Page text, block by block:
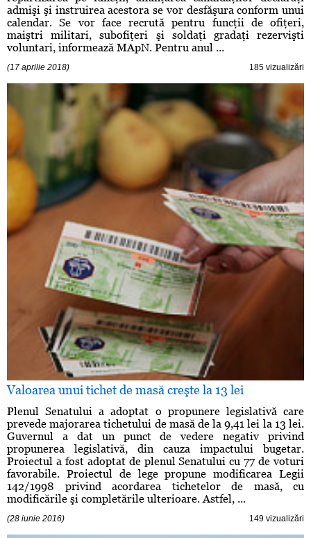
admişi şi instruirea acestora se vor desfăşura conform unui
calendar. Se vor face recrută pentru funcţii de ofiţeri,
maiştri militari, subofiţeri şi soldaţi gradaţi rezervişti
voluntari, informează MApN. Pentru anul ...
(17 aprilie 2018) 185 vizualizări
Valoarea unui tichet de masă creşte la 13 lei
Plenul Senatului a adoptat o propunere legislativă care
prevede majorarea tichetului de masă de la 9,41 lei la 13 lei.
Guvernul a dat un punct de vedere negativ privind
propunerea legislativă, din cauza impactului bugetar.
Proiectul a fost adoptat de plenul Senatului cu 77 de voturi
favorabile. Proiectul de lege propune modificarea Legii
142/1998 privind acordarea tichetelor de masă, cu
modificările şi completările ulterioare. Astfel, ...
(28 iunie 2016) 149 vizualizări